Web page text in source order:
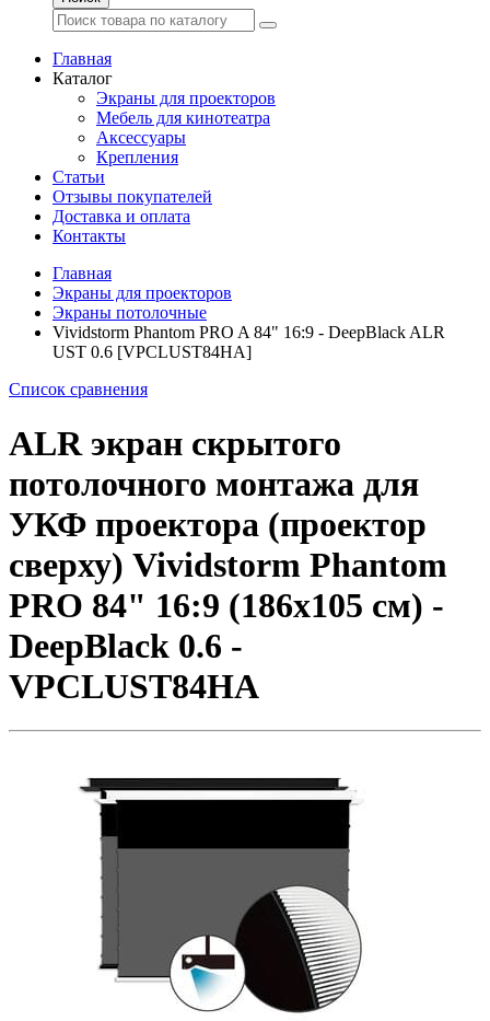
Главная
Каталог
Экраны для проекторов
Mебель для кинотеатра
Аксессуары
Крепления
Статьи
Отзывы покупателей
Доставка и оплата
Контакты
Главная
Экраны для проекторов
Экраны потолочные
Vividstorm Phantom PRO A 84" 16:9 - DeepBlack ALR
UST 0.6 [VPCLUST84HA]
Список сравнения
ALR экран скрытого
потолочного монтажа для
УКФ проектора (проектор
сверху) Vividstorm Phantom
PRO 84" 16:9 (186x105 см) -
DeepBlack 0.6 -
VPCLUST84HA